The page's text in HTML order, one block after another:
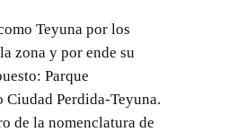
Teyuna por los
zona y por ende su
Parque
Perdida-Teyuna.
de la nomenclatura de